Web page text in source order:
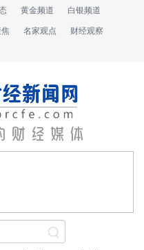
黄金频道 白银频道
名家观点 财经观察